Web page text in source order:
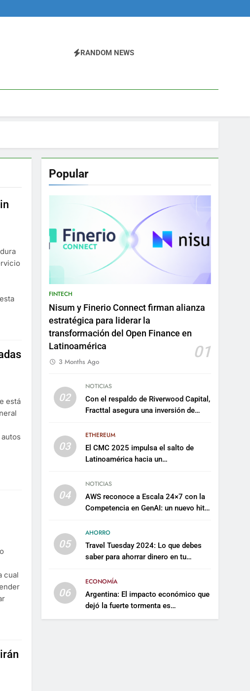
RANDOM NEWS
está
cual
Popular
FINTECH
Nisum y Finerio Connect firman alianza
estratégica para liderar la
transformación del Open Finance en
Latinoamérica
01
3 Months Ago
02
NOTICIAS
Con el respaldo de Riverwood Capital,
Fracttal asegura una inversión de
plataforma
03
ETHEREUM
El CMC 2025 impulsa el salto de
Latinoamérica hacia un
sostenible
04
NOTICIAS
AWS reconoce a Escala 24×7 con la
Competencia en GenAI: un nuevo hito
artificial empresarial
05
AHORRO
Travel Tuesday 2024: Lo que debes
saber para ahorrar dinero en tu
06
ECONOMÍA
Argentina: El impacto económico que
dejó la fuerte tormenta es
incalculable